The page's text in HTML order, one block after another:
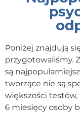
Poniżej znajdują
przygotowaliśmy.
są
tworzące nie są
większości
6 miesięcy osoby